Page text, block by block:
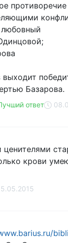
Базарова.
ответ
крови